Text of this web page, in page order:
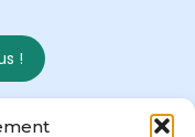
!